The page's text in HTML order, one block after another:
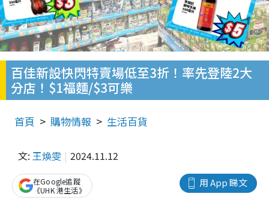
百佳新設快閃特賣場低至3折！率先登陸2大
分店！$1福麵/$3可樂
首頁 購物情報 生活百貨
文: 王煥雯 2024.11.12
用 App 睇文
在Google追蹤
《UHK 港生活》